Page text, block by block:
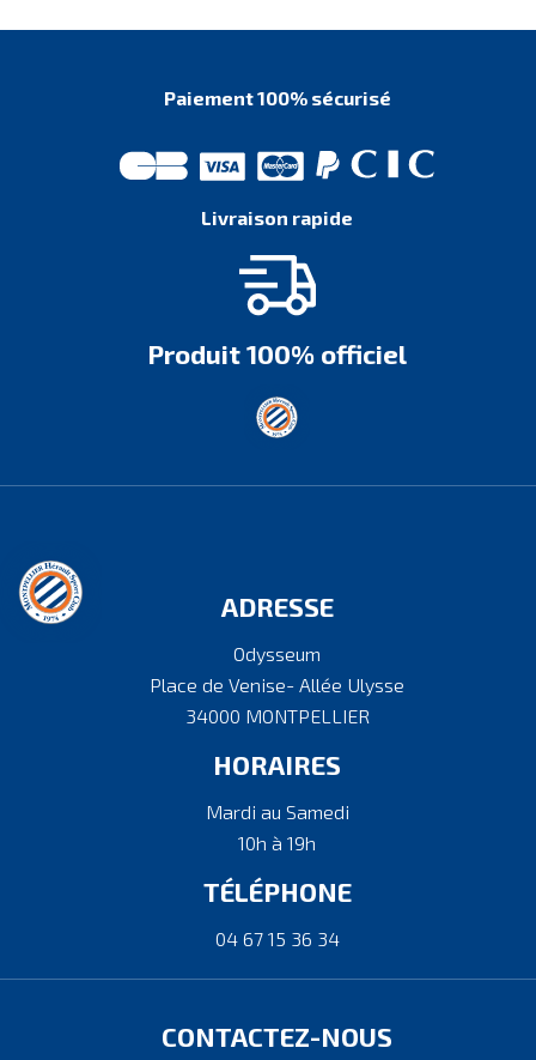
Paiement 100% sécurisé
Livraison rapide
Produit 100% officiel
ADRESSE
Odysseum
Place de Venise- Allée Ulysse
34000 MONTPELLIER
HORAIRES
Mardi au Samedi
10h à 19h
TÉLÉPHONE
04 67 15 36 34
CONTACTEZ-NOUS